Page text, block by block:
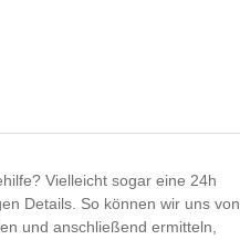
Vielleicht sogar eine 24h
Details. So können wir uns von
und anschließend ermitteln,